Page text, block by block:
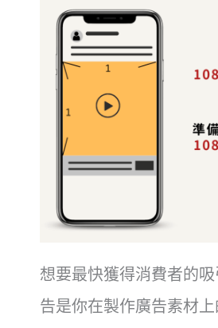
想要最快獲得消費者的
告是你在製作廣告素材上